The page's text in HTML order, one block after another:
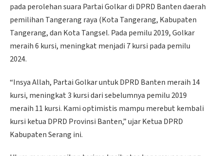
pada perolehan suara Partai Golkar di DPRD Banten daerah
pemilihan Tangerang raya (Kota Tangerang, Kabupaten
Tangerang, dan Kota Tangsel. Pada pemilu 2019, Golkar
meraih 6 kursi, meningkat menjadi 7 kursi pada pemilu
2024.
“Insya Allah, Partai Golkar untuk DPRD Banten meraih 14
kursi, meningkat 3 kursi dari sebelumnya pemilu 2019
meraih 11 kursi. Kami optimistis mampu merebut kembali
kursi ketua DPRD Provinsi Banten,” ujar Ketua DPRD
Kabupaten Serang ini.